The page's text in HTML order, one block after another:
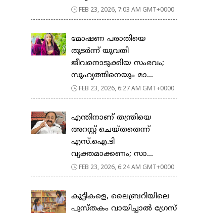
FEB 23, 2026, 7:03 AM GMT+0000
മോഷണ പരാതിയെ
തുടര്‍ന്ന് യുവതി
ജീവനൊടുക്കിയ സംഭവം;
സുഹൃത്തിനെയും മാ...
FEB 23, 2026, 6:27 AM GMT+0000
എന്തിനാണ് തന്ത്രിയെ
അറസ്റ്റ് ചെയ്തതെന്ന്
എസ്.ഐ.ടി
വ്യക്തമാക്കണം; സാ...
FEB 23, 2026, 6:24 AM GMT+0000
കുട്ടികളെ, ലൈബ്രറിയിലെ
പുസ്തകം വായിച്ചാല്‍ ഗ്രേസ്